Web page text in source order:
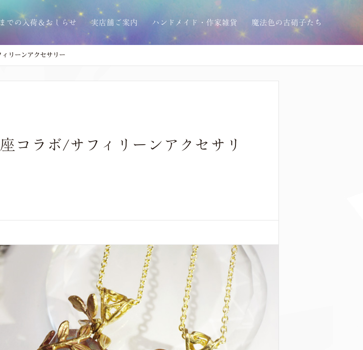
での入荷＆おしらせ 実店舗ご案内 ハンドメイド・作家雑貨 魔法色の古硝子たち
リーンアクセサリー
コラボ/サフィリーンアクセサリ